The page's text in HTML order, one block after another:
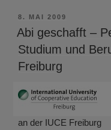
VERÖFFENTLICHT
AM
8. MAI 2009
Abi geschafft –
Studium und
Freiburg
an der IUCE Freiburg